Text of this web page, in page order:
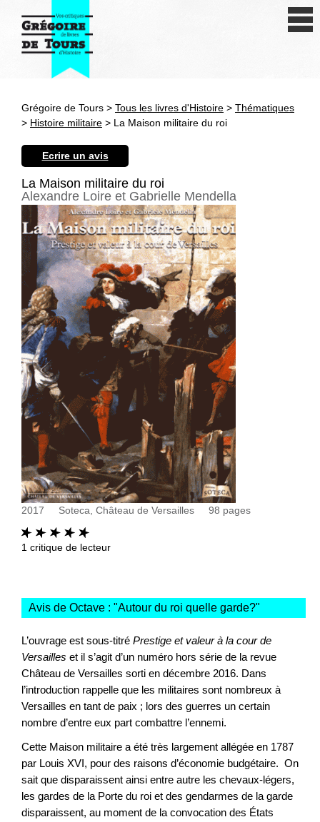
Antiquité
Epoque moderne
Révolution et XIXe siècle
XXe siècle
Autres civilisations
Thématiques
Grégoire de Tours > Tous les livres d'Histoire > Thématiques
> Histoire militaire > La Maison militaire du roi
Ecrire un avis
La Maison militaire du roi
Alexandre Loire et Gabrielle Mendella
2017 Soteca, Château de Versailles 98 pages
1 critique de lecteur
Avis de Octave : "Autour du roi quelle garde?"
L’ouvrage est sous-titré Prestige et valeur à la cour de
Versailles et il s’agit d’un numéro hors série de la revue
Château de Versailles sorti en décembre 2016. Dans
l’introduction rappelle que les militaires sont nombreux à
Versailles en tant de paix ; lors des guerres un certain
nombre d’entre eux part combattre l’ennemi.
Cette Maison militaire a été très largement allégée en 1787
par Louis XVI, pour des raisons d’économie budgétaire. On
sait que disparaissent ainsi entre autre les chevaux-légers,
les gardes de la Porte du roi et des gendarmes de la garde
disparaissent, au moment de la convocation des États